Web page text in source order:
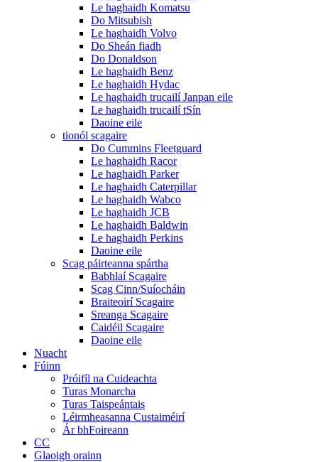
Le haghaidh Komatsu
Do Mitsubish
Le haghaidh Volvo
Do Sheán fiadh
Do Donaldson
Le haghaidh Benz
Le haghaidh Hydac
Le haghaidh trucailí Janpan eile
Le haghaidh trucailí tSín
Daoine eile
tionól scagaire
Do Cummins Fleetguard
Le haghaidh Racor
Le haghaidh Parker
Le haghaidh Caterpillar
Le haghaidh Wabco
Le haghaidh JCB
Le haghaidh Baldwin
Le haghaidh Perkins
Daoine eile
Scag páirteanna spártha
Babhlaí Scagaire
Scag Cinn/Suíocháin
Braiteoirí Scagaire
Sreanga Scagaire
Caidéil Scagaire
Daoine eile
Nuacht
Fúinn
Próifíl na Cuideachta
Turas Monarcha
Turas Taispeántais
Léirmheasanna Custaiméirí
Ár bhFoireann
CC
Glaoigh orainn